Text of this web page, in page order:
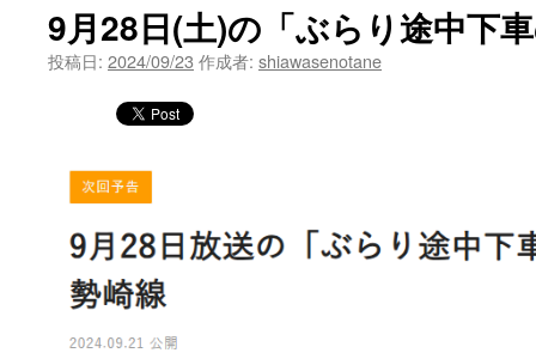
9月28日(土)の「ぶらり途中下
投稿日: 2024/09/23 作成者: shiawasenotane